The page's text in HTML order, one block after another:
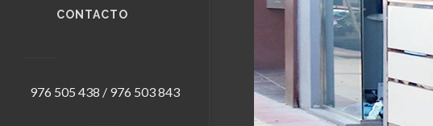
CONTACTO
976 505 438 / 976 503 843